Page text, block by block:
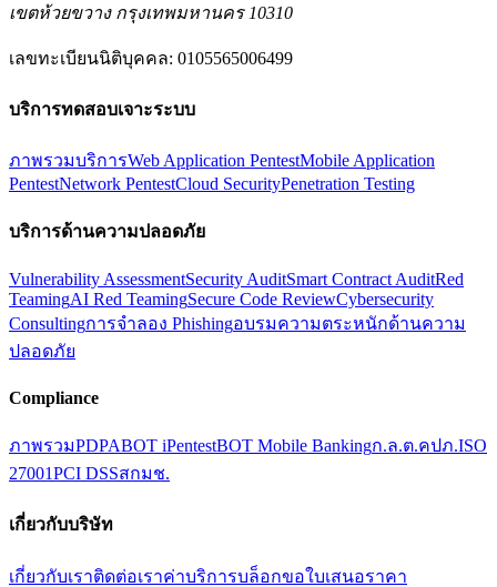
เขตห้วยขวาง กรุงเทพมหานคร 10310
เลขทะเบียนนิติบุคคล: 0105565006499
บริการทดสอบเจาะระบบ
ภาพรวมบริการWeb Application PentestMobile Application
PentestNetwork PentestCloud SecurityPenetration Testing
บริการด้านความปลอดภัย
Vulnerability AssessmentSecurity AuditSmart Contract AuditRed
TeamingAI Red TeamingSecure Code ReviewCybersecurity
Consultingการจำลอง Phishingอบรมความตระหนักด้านความ
ปลอดภัย
Compliance
ภาพรวมPDPABOT iPentestBOT Mobile Bankingก.ล.ต.คปภ.ISO
27001PCI DSSสกมช.
เกี่ยวกับบริษัท
เกี่ยวกับเราติดต่อเราค่าบริการบล็อกขอใบเสนอราคา